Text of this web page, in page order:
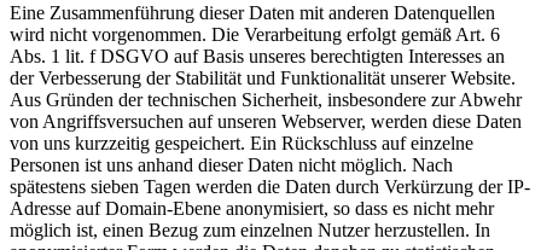
Eine Zusammenführung dieser Daten mit anderen Datenquellen
wird nicht vorgenommen. Die Verarbeitung erfolgt gemäß Art. 6
Abs. 1 lit. f DSGVO auf Basis unseres berechtigten Interesses an
der Verbesserung der Stabilität und Funktionalität unserer Website.
Aus Gründen der technischen Sicherheit, insbesondere zur Abwehr
von Angriffsversuchen auf unseren Webserver, werden diese Daten
von uns kurzzeitig gespeichert. Ein Rückschluss auf einzelne
Personen ist uns anhand dieser Daten nicht möglich. Nach
spätestens sieben Tagen werden die Daten durch Verkürzung der IP-
Adresse auf Domain-Ebene anonymisiert, so dass es nicht mehr
möglich ist, einen Bezug zum einzelnen Nutzer herzustellen. In